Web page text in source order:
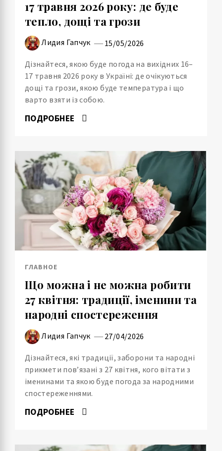
17 травня 2026 року: де буде
тепло, дощі та грози
Лидия Гапчук 15/05/2026
Дізнайтеся, якою буде погода на вихідних 16–
17 травня 2026 року в Україні: де очікуються
дощі та грози, якою буде температура і що
варто взяти із собою.
ПОДРОБНЕЕ
ГЛАВНОЕ
Що можна і не можна робити
27 квітня: традиції, іменини та
народні спостереження
Лидия Гапчук 27/04/2026
Дізнайтеся, які традиції, заборони та народні
прикмети пов’язані з 27 квітня, кого вітати з
іменинами та якою буде погода за народними
спостереженнями.
ПОДРОБНЕЕ